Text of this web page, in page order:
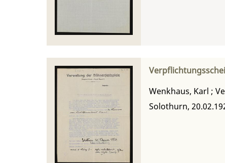
Wenkhaus, Karl ;
Solothurn,